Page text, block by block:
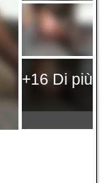
+16 Di più